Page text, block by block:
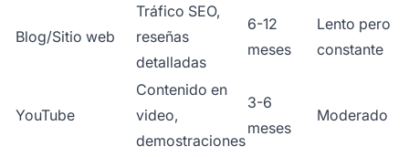
Blog/Sitio web
Tráfico SEO,
reseñas
detalladas
6-12
meses
Lento pero
constante
YouTube
Contenido en
video,
demostraciones
3-6
meses
Moderado